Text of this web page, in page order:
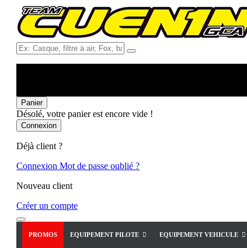
Ex:
Casque,
Fox,
...
Panier
Désolé, votre panier est encore vide !
Connexion
Déjà client ?
Connexion Mot de passe oublié ?
Nouveau client
Créer un compte
PROMOS EQUIPEMENT PILOTE EQUIPEMENT VEHICULE